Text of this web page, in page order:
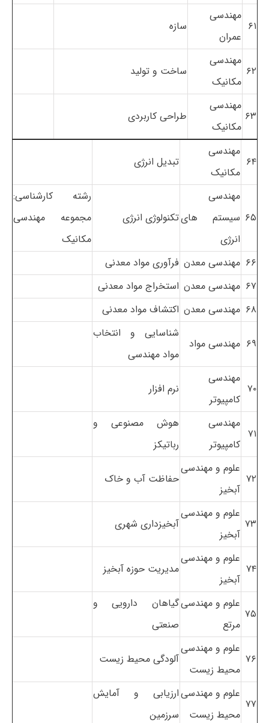
۶۱
مهندسی
عمران
سازه
۶۲
مهندسی
مکانیک
ساخت و تولید
۶۳
مهندسی
مکانیک
طراحی کاربردی
۶۴
مهندسی
مکانیک
تبدیل انرژی
۶۵
مهندسی
سیستم های
انرژی
تکنولوژی انرژی
رشته کارشناسی:
مجموعه مهندسی
مکانیک
۶۶ مهندسی معدن فرآوری مواد معدنی
۶۷ مهندسی معدن استخراج مواد معدنی
۶۸ مهندسی معدن اکتشاف مواد معدنی
۶۹ مهندسی مواد
شناسایی و انتخاب
مواد مهندسی
۷۰
مهندسی
کامپیوتر
نرم افزار
۷۱
مهندسی
کامپیوتر
هوش مصنوعی و
رباتیکز
۷۲
علوم و مهندسی
آبخیز
حفاظت آب و خاک
۷۳
علوم و مهندسی
آبخیز
آبخیزداری شهری
۷۴
علوم و مهندسی
آبخیز
مدیریت حوزه آبخیز
۷۵
علوم و مهندسی
مرتع
گیاهان دارویی و
صنعتی
۷۶
علوم و مهندسی
محیط زیست
آلودگی محیط زیست
۷۷
علوم و مهندسی
محیط زیست
ارزیابی و آمایش
سرزمین